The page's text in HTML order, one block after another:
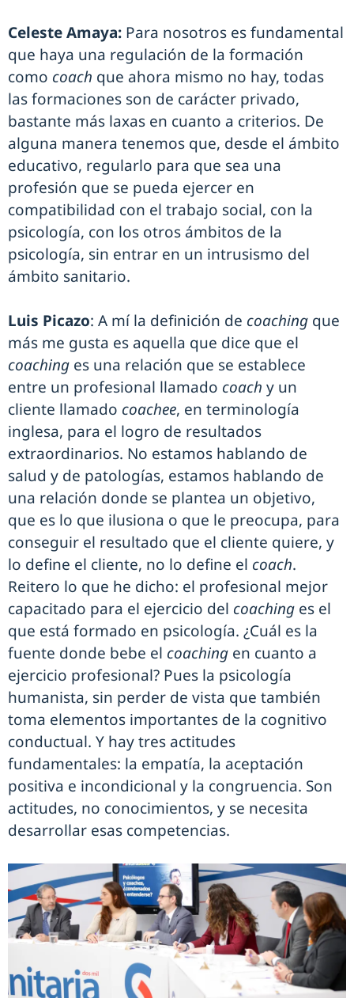
Celeste Amaya: Para nosotros es fundamental
que haya una regulación de la formación
como coach que ahora mismo no hay, todas
las formaciones son de carácter privado,
bastante más laxas en cuanto a criterios. De
alguna manera tenemos que, desde el ámbito
educativo, regularlo para que sea una
profesión que se pueda ejercer en
compatibilidad con el trabajo social, con la
psicología, con los otros ámbitos de la
psicología, sin entrar en un intrusismo del
ámbito sanitario.
Luis Picazo: A mí la definición de coaching que
más me gusta es aquella que dice que el
coaching es una relación que se establece
entre un profesional llamado coach y un
cliente llamado coachee, en terminología
inglesa, para el logro de resultados
extraordinarios. No estamos hablando de
salud y de patologías, estamos hablando de
una relación donde se plantea un objetivo,
que es lo que ilusiona o que le preocupa, para
conseguir el resultado que el cliente quiere, y
lo define el cliente, no lo define el coach.
Reitero lo que he dicho: el profesional mejor
capacitado para el ejercicio del coaching es el
que está formado en psicología. ¿Cuál es la
fuente donde bebe el coaching en cuanto a
ejercicio profesional? Pues la psicología
humanista, sin perder de vista que también
toma elementos importantes de la cognitivo
conductual. Y hay tres actitudes
fundamentales: la empatía, la aceptación
positiva e incondicional y la congruencia. Son
actitudes, no conocimientos, y se necesita
desarrollar esas competencias.